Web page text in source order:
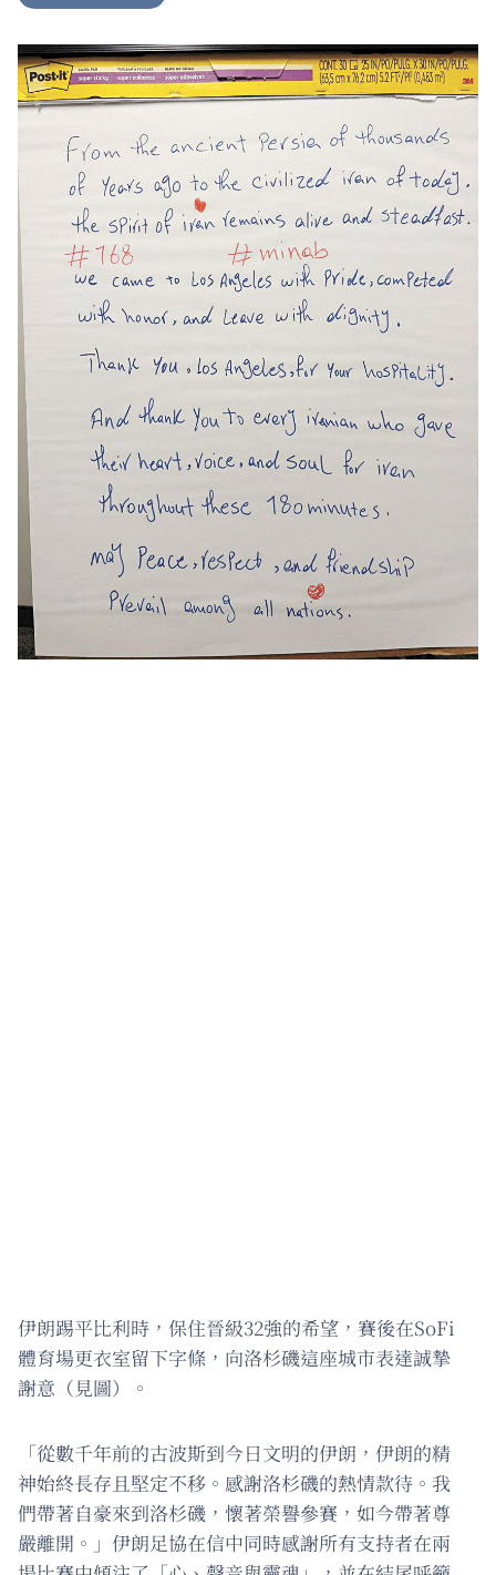
伊朗踢平比利時，保住晉級32強的希望，賽後在SoFi
體育場更衣室留下字條，向洛杉磯這座城市表達誠摯
謝意（見圖）。
「從數千年前的古波斯到今日文明的伊朗，伊朗的精
神始終長存且堅定不移。感謝洛杉磯的熱情款待。我
們帶著自豪來到洛杉磯，懷著榮譽參賽，如今帶著尊
嚴離開。」伊朗足協在信中同時感謝所有支持者在兩